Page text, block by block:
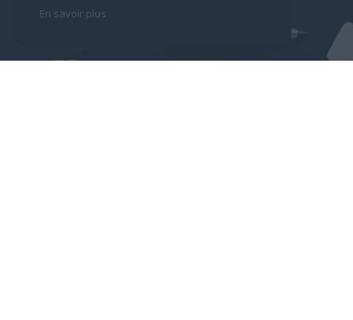
En savoir plus